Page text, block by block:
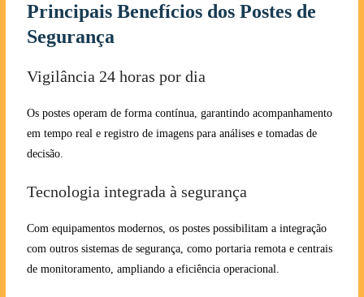
Principais Benefícios dos Postes de
Segurança
Vigilância 24 horas por dia
Os postes operam de forma contínua, garantindo acompanhamento
em tempo real e registro de imagens para análises e tomadas de
decisão.
Tecnologia integrada à segurança
Com equipamentos modernos, os postes possibilitam a integração
com outros sistemas de segurança, como portaria remota e centrais
de monitoramento, ampliando a eficiência operacional.